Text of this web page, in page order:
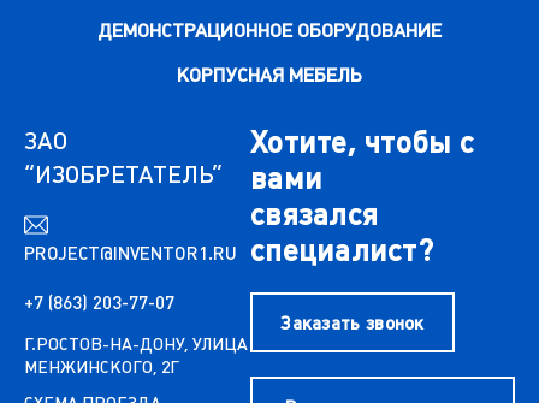
ДЕМОНСТРАЦИОННОЕ ОБОРУДОВАНИЕ
КОРПУСНАЯ МЕБЕЛЬ
ЗАО
“ИЗОБРЕТАТЕЛЬ”
PROJECT@INVENTOR1.RU
+7 (863) 203-77-07
Г.РОСТОВ-НА-ДОНУ, УЛИЦА
МЕНЖИНСКОГО, 2Г
Хотите, чтобы с
вами
связался
специалист?
Заказать звонок